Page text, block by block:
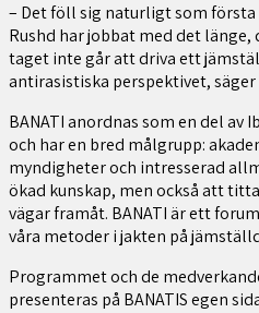
– Det föll sig naturligt som första
Rushd har jobbat med det
taget inte går att driva ett
antirasistiska perspektivet, säger
BANATI anordnas som en del av
och har en bred målgrupp:
myndigheter och intresserad
ökad kunskap, men också att
vägar framåt. BANATI är ett
våra metoder i jakten på
Programmet och de
presenteras på BANATIS egen